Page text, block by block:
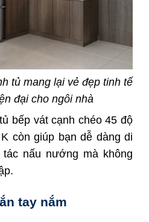
tủ mang lại vẻ đẹp tinh tế
đại cho ngôi nhà
bếp vát cạnh chéo 45 độ
còn giúp bạn dễ dàng di
nấu nướng mà không
tay nắm